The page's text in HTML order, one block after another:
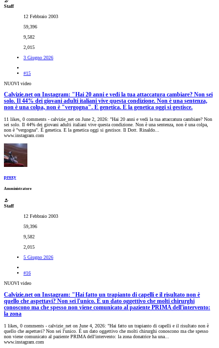
Staff
12 Febbraio 2003
59,396
9,582
2,015
3 Giugno 2026
#15
NUOVI video
Calvizie.net on Instagram: "Hai 20 anni e vedi la tua attaccatura cambiare? Non sei
solo. Il 44% dei giovani adulti italiani vive questa condizione. Non è una sentenza,
non è una colpa, non è "vergogna". È genetica. E la genetica oggi si gestisce.
11 likes, 0 comments - calvizie_net on June 2, 2026: "Hai 20 anni e vedi la tua attaccatura cambiare? Non
sei solo. Il 44% dei giovani adulti italiani vive questa condizione. Non è una sentenza, non è una colpa,
non è "vergogna". È genetica. E la genetica oggi si gestisce. Il Dott. Rinaldo...
www.instagram.com
proxy
Amministratore
Staff
12 Febbraio 2003
59,396
9,582
2,015
5 Giugno 2026
#16
NUOVI video
Calvizie.net on Instagram: "Hai fatto un trapianto di capelli e il risultato non è
quello che aspettavi? Non sei l'unico. È un dato oggettivo che molti chirurghi
conoscono ma che spesso non viene comunicato al paziente PRIMA dell'intervento:
la zona
1 likes, 0 comments - calvizie_net on June 4, 2026: "Hai fatto un trapianto di capelli e il risultato non è
quello che aspettavi? Non sei l'unico. È un dato oggettivo che molti chirurghi conoscono ma che spesso
non viene comunicato al paziente PRIMA dell'intervento: la zona donatrice ha una...
www.instagram.com